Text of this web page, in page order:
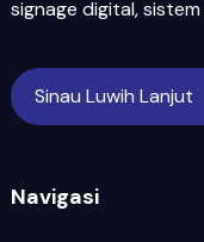
signage digital,
Sinau Luwih Lanjut
Navigasi